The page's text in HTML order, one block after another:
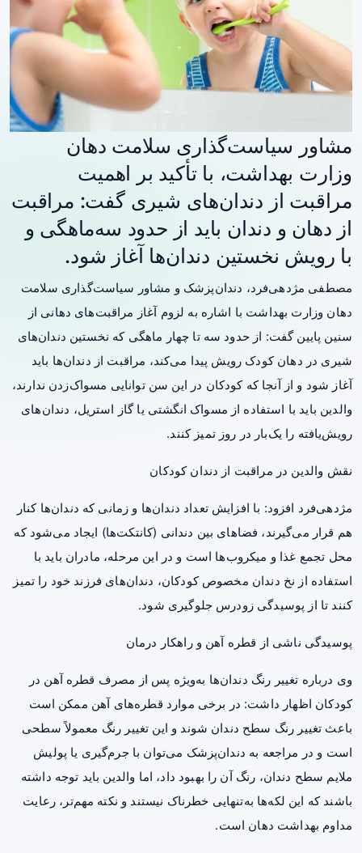
مشاور سیاست‌گذاری سلامت دهان
وزارت بهداشت، با تأکید بر اهمیت
مراقبت از دندان‌های شیری گفت: مراقبت
از دهان و دندان باید از حدود سه‌ماهگی و
با رویش نخستین دندان‌ها آغاز شود.
مصطفی مژدهی‌فرد، دندان‌پزشک و مشاور سیاست‌گذاری سلامت
دهان وزارت بهداشت با اشاره به لزوم آغاز مراقبت‌های دهانی از
سنین پایین گفت: از حدود سه تا چهار ماهگی که نخستین دندان‌های
شیری در دهان کودک رویش پیدا می‌کند، مراقبت از دندان‌ها باید
آغاز شود و از آنجا که کودکان در این سن توانایی مسواک‌زدن ندارند،
والدین باید با استفاده از مسواک انگشتی یا گاز استریل، دندان‌های
رویش‌یافته را یک‌بار در روز تمیز کنند.
نقش والدین در مراقبت از دندان کودکان
مژدهی‌فرد افزود: با افزایش تعداد دندان‌ها و زمانی که دندان‌ها کنار
هم قرار می‌گیرند، فضاهای بین دندانی (کانتکت‌ها) ایجاد می‌شود که
محل تجمع غذا و میکروب‌ها است و در این مرحله، مادران باید با
استفاده از نخ دندان مخصوص کودکان، دندان‌های فرزند خود را تمیز
کنند تا از پوسیدگی زودرس جلوگیری شود.
پوسیدگی ناشی از قطره آهن و راهکار درمان
وی درباره تغییر رنگ دندان‌ها به‌ویژه پس از مصرف قطره آهن در
کودکان اظهار داشت: در برخی موارد قطره‌های آهن ممکن است
باعث تغییر رنگ سطح دندان شوند و این تغییر رنگ معمولاً سطحی
است و در مراجعه به دندان‌پزشک می‌توان با جرم‌گیری یا پولیش
ملایم سطح دندان، رنگ آن را بهبود داد، اما والدین باید توجه داشته
باشند که این لکه‌ها به‌تنهایی خطرناک نیستند و نکته مهم‌تر، رعایت
مداوم بهداشت دهان است.